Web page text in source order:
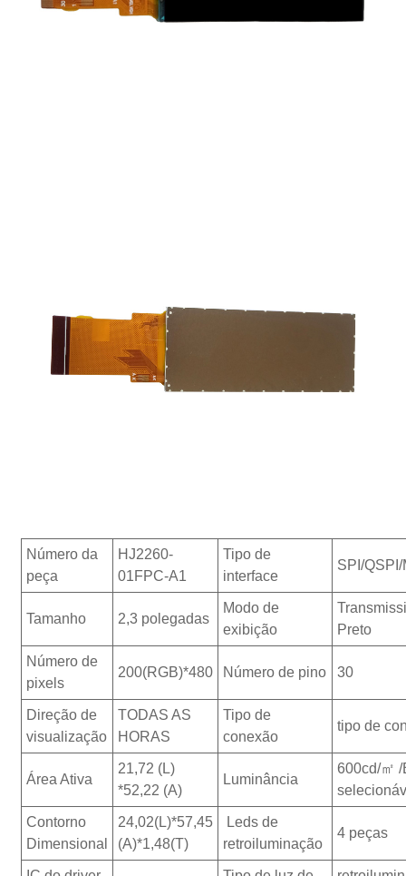
Número da
peça
HJ2260-
01FPC-A1
Tipo de
interface
SPI/
Tamanho 2,3 polegadas
Modo de
exibição
Preto
Número de
pixels
200(RGB)*480 Número de pino 30
Direção de
visualização
TODAS AS
HORAS
Tipo de
conexão
tipo de
Área Ativa
21,72 (L)
*52,22 (A)
Luminância
600cd/㎡
Contorno
Dimensional
24,02(L)*57,45
(A)*1,48(T)
Leds de
retroiluminação
4 peças